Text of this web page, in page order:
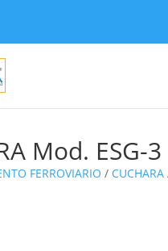
Mod. ESG-3
FERROVIARIO / CUCHARA